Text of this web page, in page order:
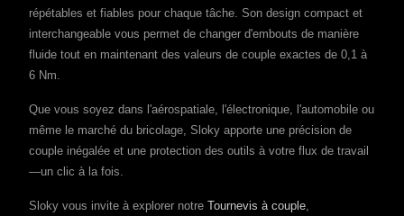
répétables et fiables pour chaque tâche. Son design compact et
interchangeable vous permet de changer d'embouts de manière
fluide tout en maintenant des valeurs de couple exactes de 0,1 à
6 Nm.
Que vous soyez dans l'aérospatiale, l'électronique, l'automobile ou
même le marché du bricolage, Sloky apporte une précision de
couple inégalée et une protection des outils à votre flux de travail
—un clic à la fois.
Sloky vous invite à explorer notre Tournevis à couple